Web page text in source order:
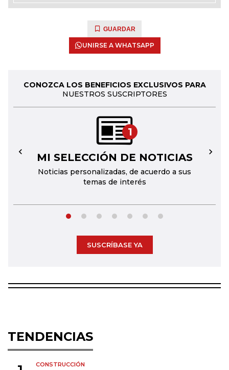
GUARDAR
UNIRSE A WHATSAPP
CONOZCA LOS BENEFICIOS EXCLUSIVOS PARA
NUESTROS SUSCRIPTORES
1
MI SELECCIÓN DE NOTICIAS
Noticias personalizadas, de acuerdo a sus
temas de interés
← →
SUSCRÍBASE YA
TENDENCIAS
CONSTRUCCIÓN